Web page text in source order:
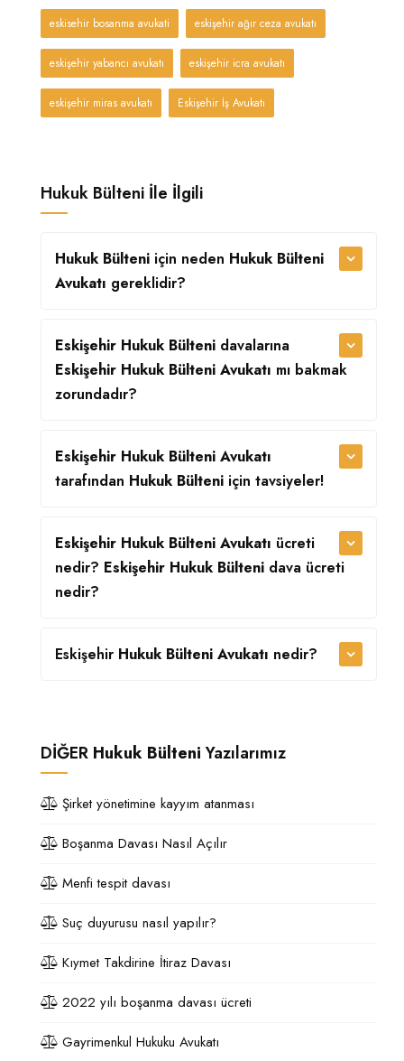
eskisehir bosanma avukati eskişehir ağır ceza avukatı
eskişehir yabancı avukatı eskişehir icra avukatı
eskişehir miras avukatı Eskişehir İş Avukatı
Hukuk Bülteni İle İlgili
Hukuk Bülteni için neden Hukuk Bülteni
Avukatı gereklidir?
Eskişehir Hukuk Bülteni davalarına
Eskişehir Hukuk Bülteni Avukatı mı bakmak
zorundadır?
Eskişehir Hukuk Bülteni Avukatı
tarafından Hukuk Bülteni için tavsiyeler!
Eskişehir Hukuk Bülteni Avukatı ücreti
nedir? Eskişehir Hukuk Bülteni dava ücreti
nedir?
Eskişehir Hukuk Bülteni Avukatı nedir?
DİĞER Hukuk BülteniYazılarımız
Şirket yönetimine kayyım atanması
Boşanma Davası Nasıl Açılır
Menfi tespit davası
Suç duyurusu nasıl yapılır?
Kıymet Takdirine İtiraz Davası
2022 yılı boşanma davası ücreti
Gayrimenkul Hukuku Avukatı